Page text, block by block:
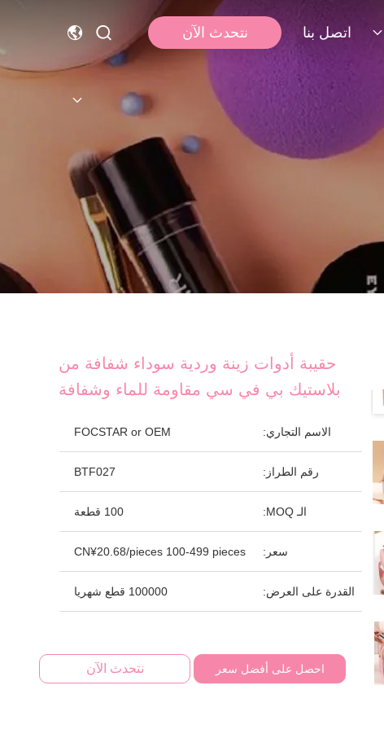
اتصل بنا نتحدث الآن
حقيبة أدوات زينة وردية سوداء شفافة من
بلاستيك بي في سي مقاومة للماء وشفافة
الاسم التجاري: FOCSTAR or OEM
رقم الطراز: BTF027
الـ MOQ: 100 قطعة
سعر: CN¥20.68/pieces 100-499 pieces
القدرة على العرض: 100000 قطع شهريا
احصل على أفضل سعر نتحدث الآن